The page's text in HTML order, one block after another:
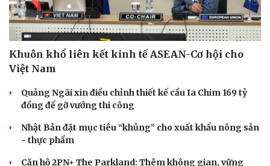
Khuôn khổ liên kết kinh tế ASEAN-Cơ hội cho
Việt Nam
Quảng Ngãi xin điều chỉnh thiết kế cầu Ia Chim 169 tỷ
đồng để gỡ vướng thi công
Nhật Bản đặt mục tiêu “khủng” cho xuất khẩu nông sản
- thực phẩm
Căn hộ 2PN+ The Parkland: Thêm không gian, vững